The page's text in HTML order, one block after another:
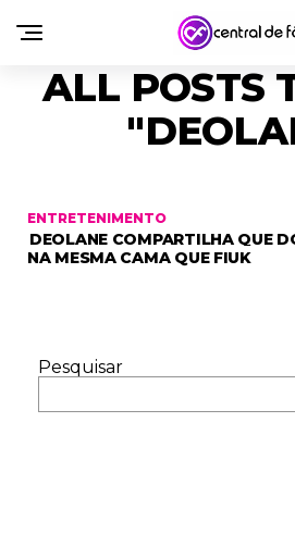
ALL POSTS
ENTRETENIMENTO
DEOLANE COMPARTILHA QUE
NA MESMA CAMA QUE FIUK
Pesquisar